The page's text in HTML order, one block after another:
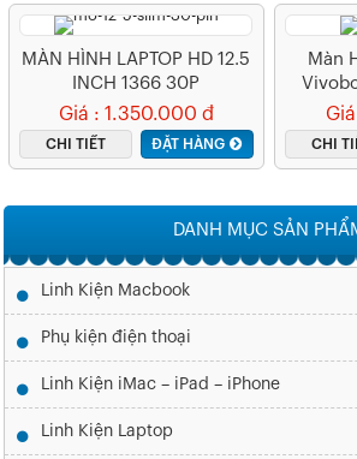
MÀN HÌNH LAPTOP HD 12.5
INCH 1366 30P
Giá : 1.350.000 đ
CHI TIẾT ĐẶT HÀNG
Màn
CHI
DANH MỤC SẢN
Linh Kiện Macbook
Phụ kiện điện thoại
Linh Kiện iMac – iPad – iPhone
Linh Kiện Laptop